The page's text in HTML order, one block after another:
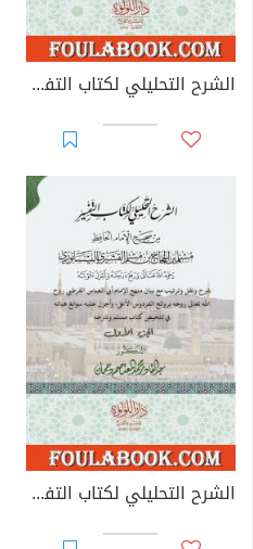
الشرح التحليلي لكتاب التفسير من صحيح مسلم بن الحجاج - الجزء الثاني
الشرح التحليلي لكتاب التفسير من صحيح مسلم بن الحجاج - الجزء الأول